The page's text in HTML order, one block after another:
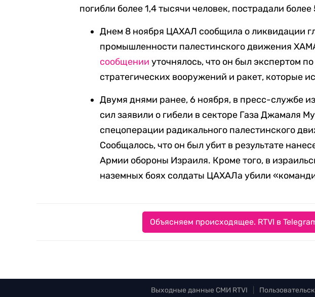
погибли более 1,4 тысячи человек, пострадали более
Днем 8 ноября ЦАХАЛ сообщила о ликвидации
промышленности палестинского движения
сообщении уточнялось, что он был экспертом
стратегических вооружений и ракет, которые
Двумя днями ранее, 6 ноября, в пресс-службе
сил заявили о гибели в секторе Газа Джамаля
спецоперации радикального палестинского
Сообщалось, что он был убит в результате
Армии обороны Израиля. Кроме того, в
наземных боях солдаты ЦАХАЛа убили
Объясняем происходящее. RTVI в
Выходные данные СМИ RTVI